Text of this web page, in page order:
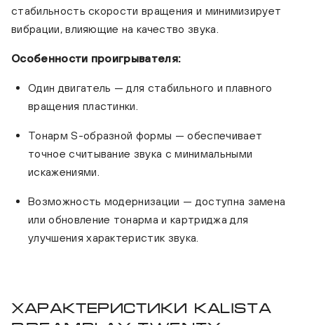
стабильность скорости вращения и минимизирует
вибрации, влияющие на качество звука.
Особенности проигрывателя:
Один двигатель — для стабильного и плавного
вращения пластинки.
Тонарм S-образной формы — обеспечивает
точное считывание звука с минимальными
искажениями.
Возможность модернизации — доступна замена
или обновление тонарма и картриджа для
улучшения характеристик звука.
Характеристики Kalista